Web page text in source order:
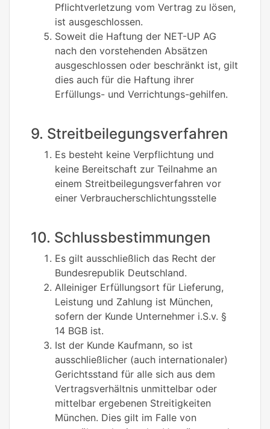
Pflichtverletzung vom Vertrag zu lösen,
ist ausgeschlossen.
Soweit die Haftung der NET-UP AG
nach den vorstehenden Absätzen
ausgeschlossen oder beschränkt ist, gilt
dies auch für die Haftung ihrer
Erfüllungs- und Verrichtungs-gehilfen.
9. Streitbeilegungsverfahren
Es besteht keine Verpflichtung und
keine Bereitschaft zur Teilnahme an
einem Streitbeilegungsverfahren vor
einer Verbraucherschlichtungsstelle
10. Schlussbestimmungen
Es gilt ausschließlich das Recht der
Bundesrepublik Deutschland.
Alleiniger Erfüllungsort für Lieferung,
Leistung und Zahlung ist München,
sofern der Kunde Unternehmer i.S.v. §
14 BGB ist.
Ist der Kunde Kaufmann, so ist
ausschließlicher (auch internationaler)
Gerichtsstand für alle sich aus dem
Vertragsverhältnis unmittelbar oder
mittelbar ergebenen Streitigkeiten
München. Dies gilt im Falle von